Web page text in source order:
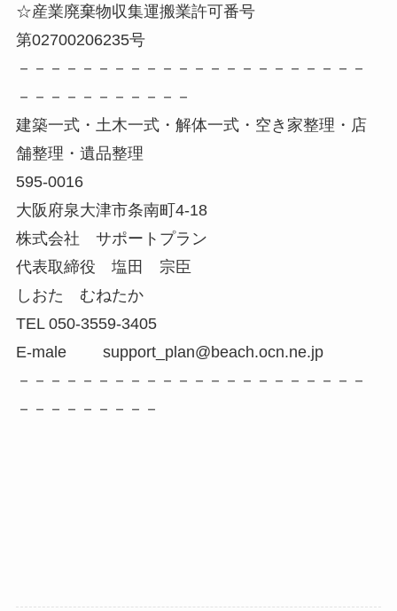
☆産業廃棄物収集運搬業許可番号
第02700206235号
－－－－－－－－－－－－－－－－－－－－－－
－－－－－－－－－－－
建築一式・土木一式・解体一式・空き家整理・店
舗整理・遺品整理
595-0016
大阪府泉大津市条南町4-18
株式会社 サポートプラン
代表取締役 塩田 宗臣
しおた むねたか
TEL 050-3559-3405
E-male support_plan@beach.ocn.ne.jp
－－－－－－－－－－－－－－－－－－－－－－
－－－－－－－－－